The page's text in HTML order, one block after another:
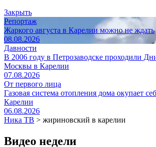
Закрыть
Репортаж
Жаркого августа в Карелии можно не ждать
08.08.2026
Давности
В 2006 году в Петрозаводске проходили
Москвы в Карелии
07.08.2026
От первого лица
Газовая система отопления дома окупает
Карелии
06.08.2026
Ника ТВ > жириновский в карелии
Видео недели